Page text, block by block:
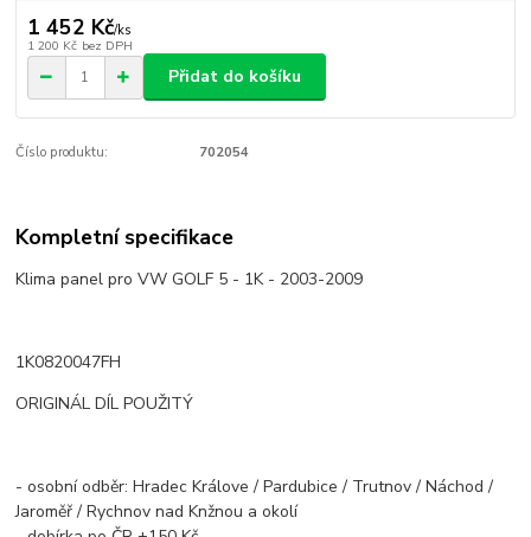
1 452 Kč/ks
1 200 Kč bez DPH
Přidat do košíku
Číslo produktu: 702054
Kompletní specifikace
Klima panel pro VW GOLF 5 - 1K - 2003-2009
1K0820047FH
ORIGINÁL DÍL POUŽITÝ
- osobní odběr: Hradec Králove / Pardubice / Trutnov / Náchod /
Jaroměř / Rychnov nad Knžnou a okolí